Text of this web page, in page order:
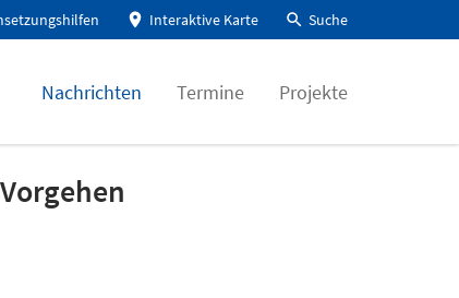
Interaktive Karte Suche
Nachrichten Termine Projekte